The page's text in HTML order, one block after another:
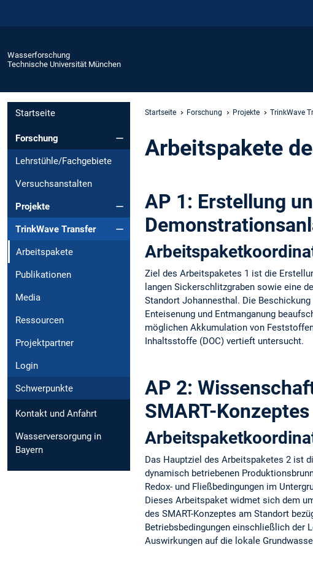
Wasserforschung
Technische Universität München
Startseite
Forschung
Lehrstühle/Fachgebiete
Versuchsanstalten
Projekte
TrinkWave Transfer
Arbeitspakete
Publikationen
Media
Ressourcen
Projektpartner
Login
Schwerpunkte
Kontakt und Anfahrt
Wasserversorgung in
Bayern
Startseite Forschung Projekte TrinkWave
Arbeitspakete
AP 1: Erstellung
Ziel des Arbeitspaketes 1 ist die
langen Sickerschlitzgraben sowie eine
Standort Johannesthal. Die
Enteisenung und Entmanganung
möglichen Akkumulation von
Inhaltsstoffe (DOC) vertieft untersucht.
AP 2:
SMART-
Das Hauptziel des Arbeitspaketes 2 ist
dynamisch betriebenen
Redox- und Fließbedingungen im
Dieses Arbeitspaket widmet sich dem
des SMART-Konzeptes am Standort
Betriebsbedingungen einschließlich der
Auswirkungen auf die lokale